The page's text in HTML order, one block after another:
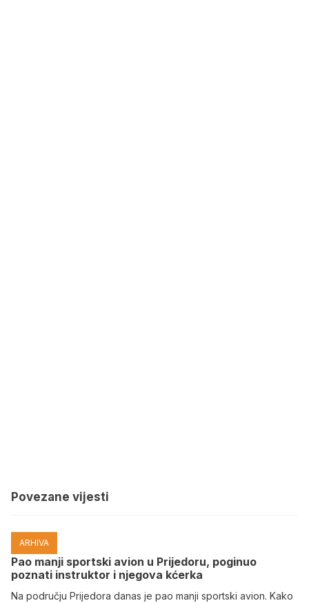
Povezane vijesti
ARHIVA
Pao manji sportski avion u Prijedoru, poginuo
poznati instruktor i njegova kćerka
Na području Prijedora danas je pao manji sportski avion. Kako